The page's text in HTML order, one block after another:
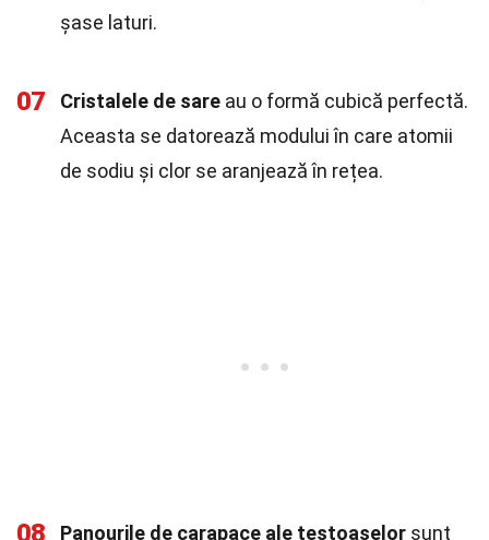
șase laturi.
07 Cristalele de sare au o formă cubică perfectă.
Aceasta se datorează modului în care atomii
de sodiu și clor se aranjează în rețea.
08 Panourile de carapace ale țestoaselor sunt